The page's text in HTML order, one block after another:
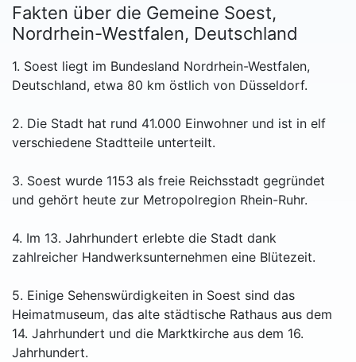
Fakten über die Gemeine Soest,
Nordrhein-Westfalen, Deutschland
1. Soest liegt im Bundesland Nordrhein-Westfalen,
Deutschland, etwa 80 km östlich von Düsseldorf.
2. Die Stadt hat rund 41.000 Einwohner und ist in elf
verschiedene Stadtteile unterteilt.
3. Soest wurde 1153 als freie Reichsstadt gegründet
und gehört heute zur Metropolregion Rhein-Ruhr.
4. Im 13. Jahrhundert erlebte die Stadt dank
zahlreicher Handwerksunternehmen eine Blütezeit.
5. Einige Sehenswürdigkeiten in Soest sind das
Heimatmuseum, das alte städtische Rathaus aus dem
14. Jahrhundert und die Marktkirche aus dem 16.
Jahrhundert.